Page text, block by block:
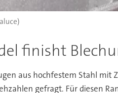
finisht
aus hochfestem Stahl mit
gefragt. Für diesen